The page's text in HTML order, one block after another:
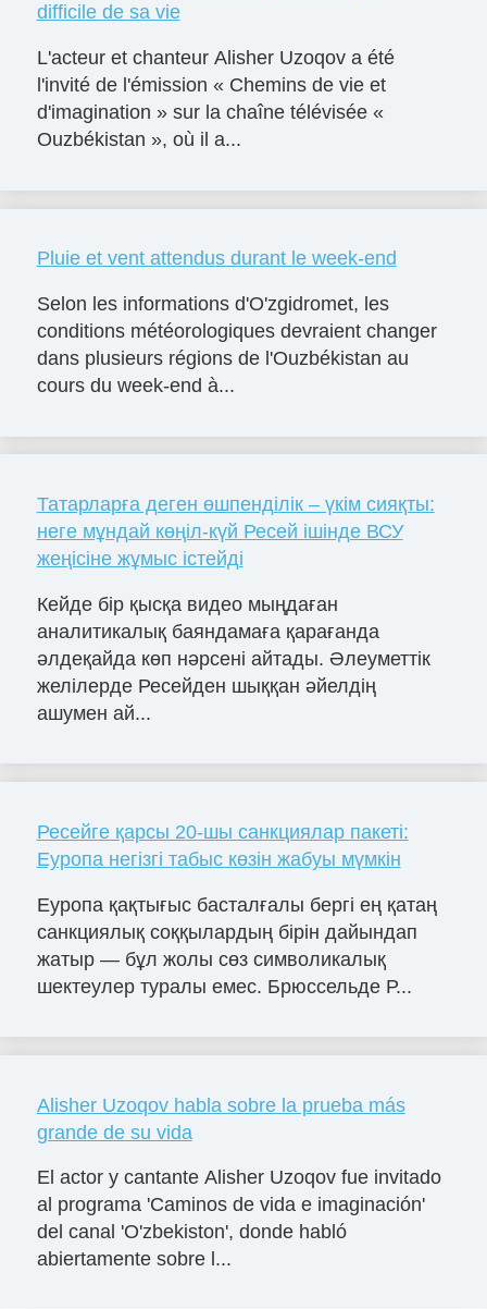
difficile de sa vie
L'acteur et chanteur Alisher Uzoqov a été
l'invité de l'émission « Chemins de vie et
d'imagination » sur la chaîne télévisée «
Ouzbékistan », où il a...
Pluie et vent attendus durant le week-end
Selon les informations d'O'zgidromet, les
conditions météorologiques devraient changer
dans plusieurs régions de l'Ouzbékistan au
cours du week-end à...
Татарларға деген өшпенділік – үкім сияқты:
неге мұндай көңіл-күй Ресей ішінде ВСУ
жеңісіне жұмыс істейді
Кейде бір қысқа видео мыңдаған
аналитикалық баяндамаға қарағанда
әлдеқайда көп нәрсені айтады. Әлеуметтік
желілерде Ресейден шыққан әйелдің
ашумен ай...
Ресейге қарсы 20-шы санкциялар пакеті:
Еуропа негізгі табыс көзін жабуы мүмкін
Еуропа қақтығыс басталғалы бергі ең қатаң
санкциялық соққылардың бірін дайындап
жатыр — бұл жолы сөз символикалық
шектеулер туралы емес. Брюссельде Р...
Alisher Uzoqov habla sobre la prueba más
grande de su vida
El actor y cantante Alisher Uzoqov fue invitado
al programa 'Caminos de vida e imaginación'
del canal 'O'zbekiston', donde habló
abiertamente sobre l...